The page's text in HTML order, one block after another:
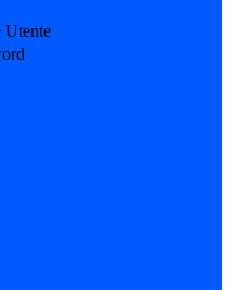
Utente